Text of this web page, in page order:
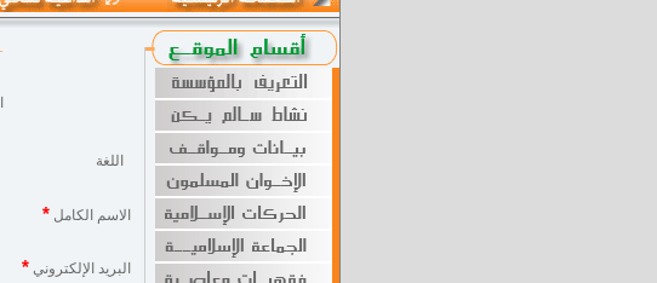
اللغة
الاسم الكامل *
البريد الإلكتروني *